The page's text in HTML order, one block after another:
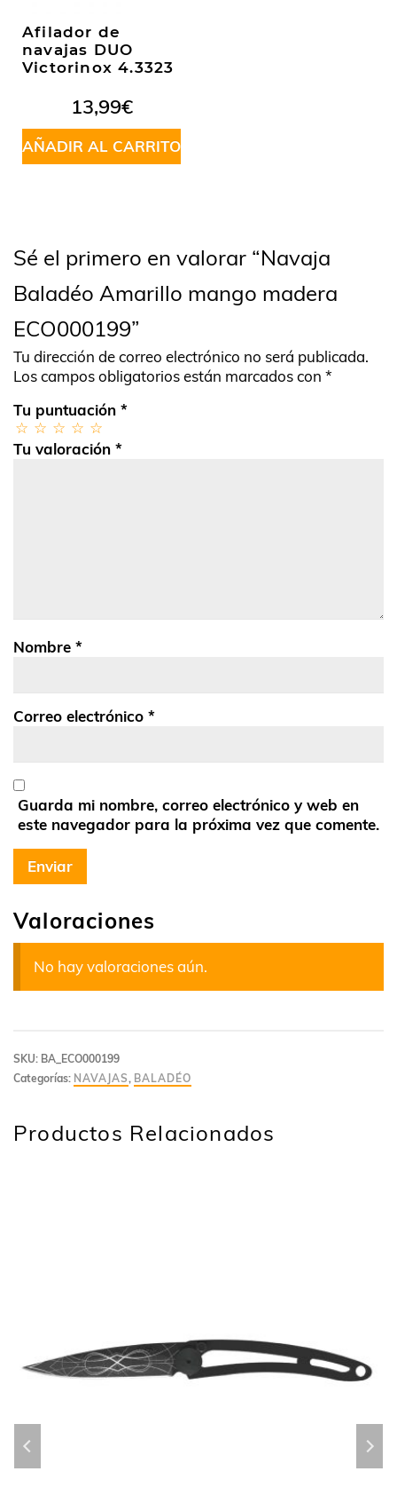
Afilador de
navajas DUO
Victorinox 4.3323
13,99€
AÑADIR AL CARRITO
Valoraciones
No hay valoraciones aún.
Sé el primero en valorar “Navaja
Baladéo Amarillo mango madera
ECO000199”
Tu dirección de correo electrónico no será publicada.
Los campos obligatorios están marcados con *
Tu puntuación *
Tu valoración *
Nombre *
Correo electrónico *
Guarda mi nombre, correo electrónico y web en
este navegador para la próxima vez que comente.
SKU: BA_ECO000199
Categorías: NAVAJAS , BALADÉO
Productos Relacionados